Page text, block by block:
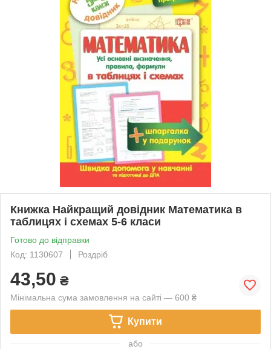
Книжка Найкращий довідник Математика в
таблицях і схемах 5-6 класи
Готово до відправки
Код: 1130607
Роздріб
43,50 ₴
Мінімальна сума замовлення на сайті — 600 ₴
Купити
або